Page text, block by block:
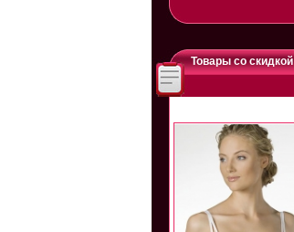
Товары со скидкой